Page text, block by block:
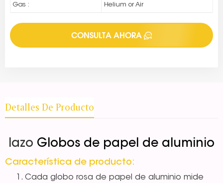
Gas : Helium or Air
CONSULTA AHORA
Detalles De Producto
lazo Globos de papel de aluminio
Característica de producto:
Cada globo rosa de papel de aluminio mide